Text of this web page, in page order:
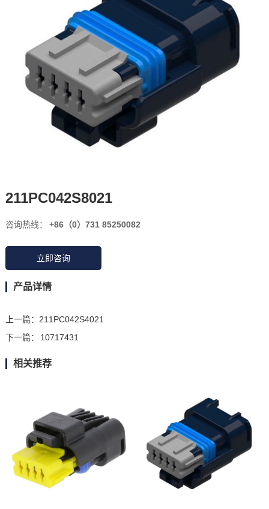
211PC042S8021
咨询热线： +86（0）731 85250082
立即咨询
产品详情
上一篇： 211PC042S4021
下一篇：
10717431
相关推荐